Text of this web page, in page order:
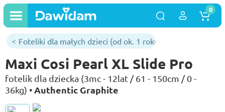
0
Foteliki dla małych dzieci (od ok. 1 roku)
Maxi Cosi Pearl XL Slide Pro
fotelik dla dziecka (3mc - 12lat / 61 - 150cm / 0 -
36kg) •Authentic Graphite